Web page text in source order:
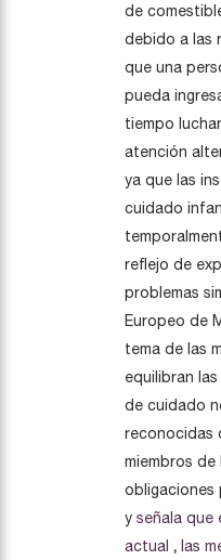
de
debido a las
que una
pueda
tiempo
atención
ya que las
cuidado
reflejo de
problemas
Europeo de
tema de las
equilibran
de cuidado
reconocidas
miembros de
obligaciones
y señala que
actual , las